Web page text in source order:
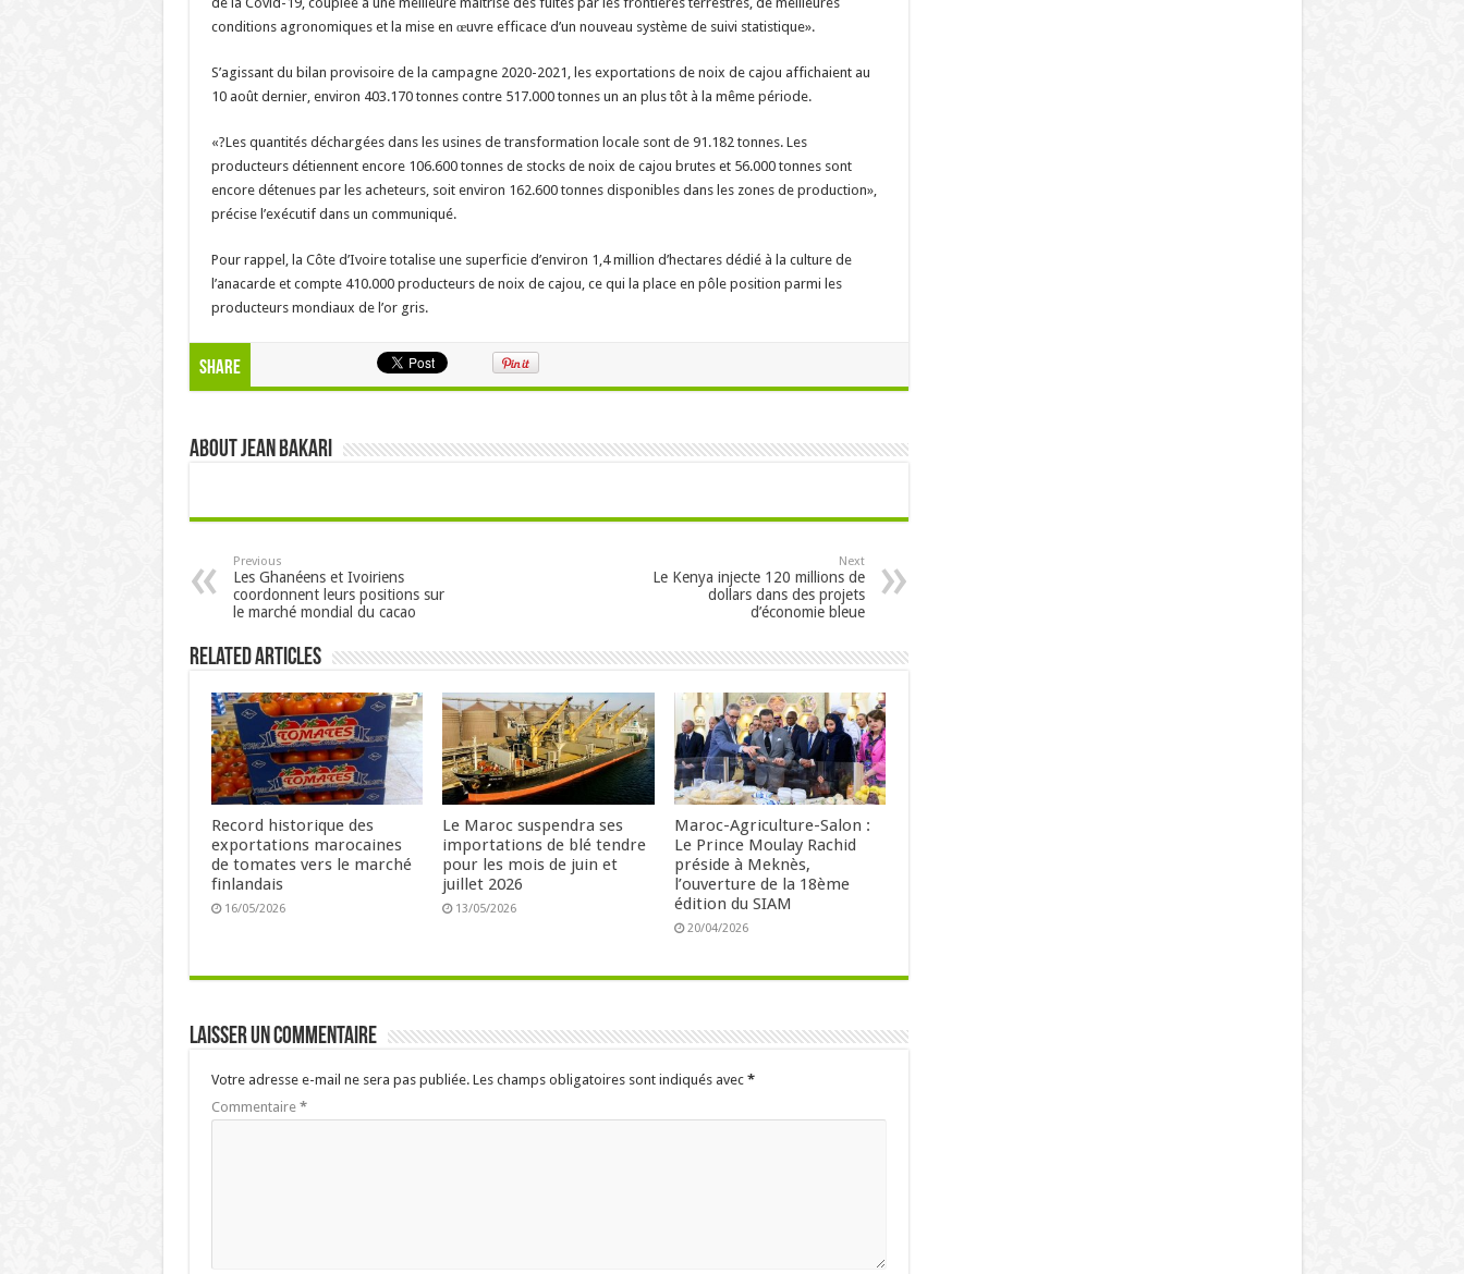
conditions agronomiques et la mise en œuvre efficace d’un nouveau système de suivi statistique».
S’agissant du bilan provisoire de la campagne 2020-2021, les exportations de noix de cajou affichaient au
10 août dernier, environ 403.170 tonnes contre 517.000 tonnes un an plus tôt à la même période.
«?Les quantités déchargées dans les usines de transformation locale sont de 91.182 tonnes. Les
producteurs détiennent encore 106.600 tonnes de stocks de noix de cajou brutes et 56.000 tonnes sont
encore détenues par les acheteurs, soit environ 162.600 tonnes disponibles dans les zones de production»,
précise l’exécutif dans un communiqué.
Pour rappel, la Côte d’Ivoire totalise une superficie d’environ 1,4 million d’hectares dédié à la culture de
l’anacarde et compte 410.000 producteurs de noix de cajou, ce qui la place en pôle position parmi les
producteurs mondiaux de l’or gris.
Share
About Jean Bakari
Previous
Les Ghanéens et Ivoiriens
coordonnent leurs positions sur
le marché mondial du cacao
Next
Le Kenya injecte 120 millions de
dollars dans des projets
d’économie bleue
Related Articles
Record historique des
exportations marocaines
de tomates vers le marché
finlandais
16/05/2026
Le Maroc suspendra ses
importations de blé tendre
pour les mois de juin et
juillet 2026
13/05/2026
Maroc-Agriculture-Salon :
Le Prince Moulay Rachid
préside à Meknès,
l’ouverture de la 18ème
édition du SIAM
20/04/2026
Laisser un commentaire
Votre adresse e-mail ne sera pas publiée. Les champs obligatoires sont indiqués avec *
Commentaire *